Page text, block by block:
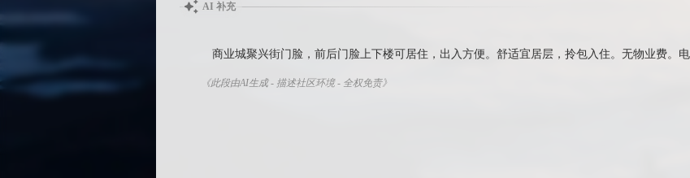
AI 补充
商业城聚兴街门脸，前后门脸上下楼可居住，出入方便。舒适宜居层，拎包入住。无物业费。电
《此段由AI生成 - 描述社区环境 - 全权免责》